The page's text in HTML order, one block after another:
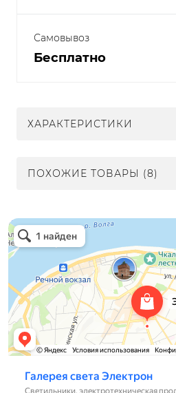
Самовывоз
Бесплатно
ХАРАКТЕРИСТИКИ
ПОХОЖИЕ ТОВАРЫ (8)
Электрон
Светильники в Нижнем Новгороде
Электротехническая продукция в